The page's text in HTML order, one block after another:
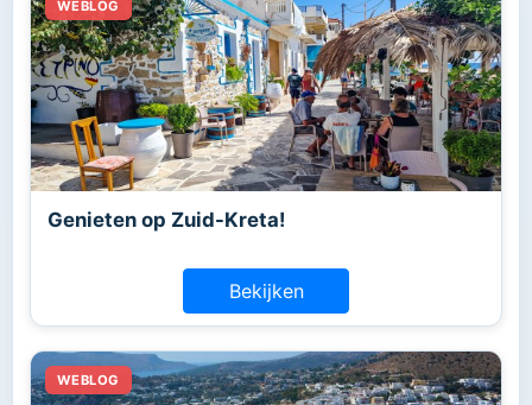
Genieten op Zuid-Kreta!
Bekijken